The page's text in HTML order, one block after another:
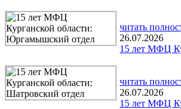
читать
26.07.2026
15 лет МФЦ
читать
26.07.2026
15 лет МФЦ